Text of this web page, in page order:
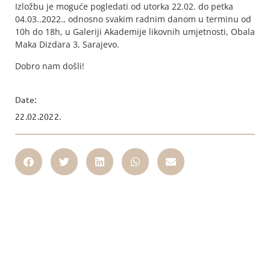
Izložbu je moguće pogledati od utorka 22.02. do petka
04.03..2022., odnosno svakim radnim danom u terminu od
10h do 18h, u Galeriji Akademije likovnih umjetnosti, Obala
Maka Dizdara 3, Sarajevo.
Dobro nam došli!
Date:
22.02.2022.